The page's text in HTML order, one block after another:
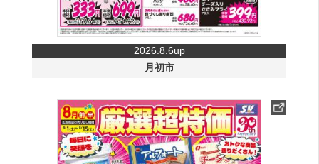
2026.8.6up
月初市